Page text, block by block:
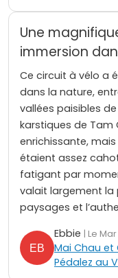
Une
immersion
Ce circuit à vélo a
dans la nature,
vallées paisibles
karstiques de Tam
enrichissante,
étaient assez
fatigant par
valait largement la
paysages et
Ebbie | Le
Mai Chau et
Pédalez au